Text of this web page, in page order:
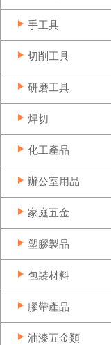
手工具
切削工具
研磨工具
焊切
化工產品
辦公室用品
家庭五金
塑膠製品
包裝材料
膠帶產品
油漆五金類